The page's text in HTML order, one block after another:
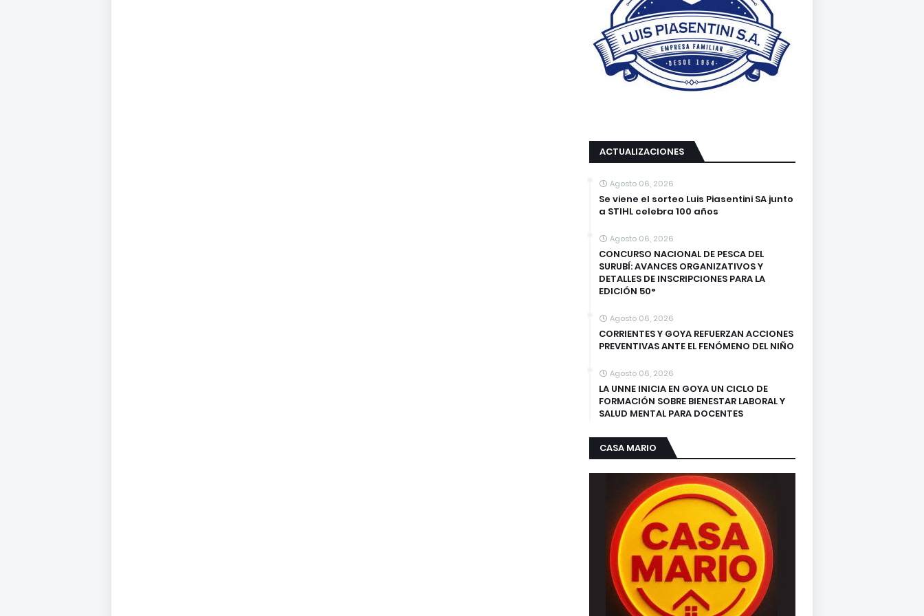
ACTUALIZACIONES
Agosto 06, 2026
Se viene el sorteo Luis Piasentini SA junto
a STIHL celebra 100 años
Agosto 06, 2026
CONCURSO NACIONAL DE PESCA DEL
SURUBÍ: AVANCES ORGANIZATIVOS Y
DETALLES DE INSCRIPCIONES PARA LA
EDICIÓN 50°
Agosto 06, 2026
CORRIENTES Y GOYA REFUERZAN ACCIONES
PREVENTIVAS ANTE EL FENÓMENO DEL NIÑO
Agosto 06, 2026
LA UNNE INICIA EN GOYA UN CICLO DE
FORMACIÓN SOBRE BIENESTAR LABORAL Y
SALUD MENTAL PARA DOCENTES
CASA MARIO